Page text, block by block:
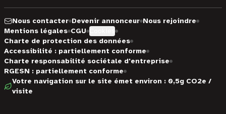
Nous contacter Devenir annonceur Nous rejoindre
Mentions légales CGU
Charte de protection des données
Accessibilité : partiellement conforme
Charte responsabilité sociétale d'entreprise
RGESN : partiellement conforme
Votre navigation sur le site émet environ : 0,5g CO2e /
visite